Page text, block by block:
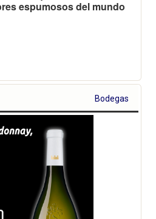
espumosos del mundo
Bodegas